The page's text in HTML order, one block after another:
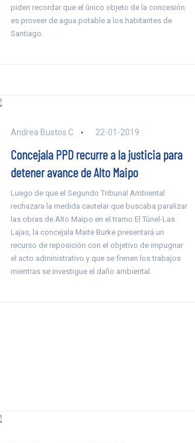
piden recordar que el único objeto de la concesión
es proveer de agua potable a los habitantes de
Santiago.
Andrea Bustos C. 22-01-2019
Concejala PPD recurre a la justicia para
detener avance de Alto Maipo
Luego de que el Segundo Tribunal Ambiental
rechazara la medida cautelar que buscaba paralizar
las obras de Alto Maipo en el tramo El Túnel-Las
Lajas, la concejala Maite Burke presentará un
recurso de reposición con el objetivo de impugnar
el acto administrativo y que se frenen los trabajos
mientras se investigue el daño ambiental.